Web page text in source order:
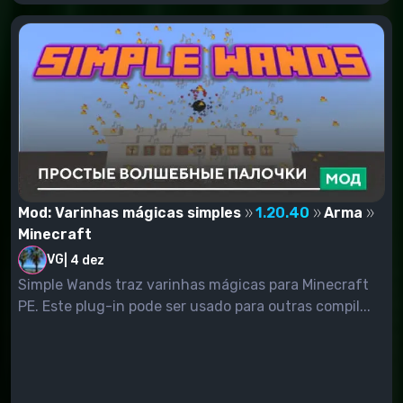
Mod: Varinhas mágicas simples 1.20.40
Arma
Minecraft
VG 4 dez
Simple Wands traz varinhas mágicas para Minecraft
PE. Este plug-in pode ser usado para outras compil...